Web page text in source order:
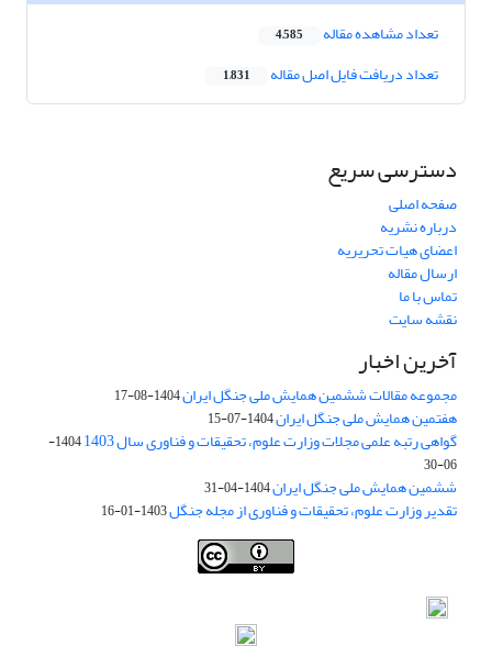
تعداد مشاهده مقاله 4,585
تعداد دریافت فایل اصل مقاله 1,831
دسترسی سریع
صفحه اصلی
درباره نشریه
اعضای هیات تحریریه
ارسال مقاله
تماس با ما
نقشه سایت
آخرین اخبار
مجموعه مقالات ششمین همایش ملی جنگل ایران1404-08-17
هفتمین همایش ملی جنگل ایران1404-07-15
گواهی رتبه علمی مجلات وزارت علوم، تحقیقات و فناوری سال 1403
1404-
06-30
ششمین همایش ملی جنگل ایران1404-04-31
تقدیر وزارت علوم، تحقیقات و فناوری از مجله جنگل1403-01-16